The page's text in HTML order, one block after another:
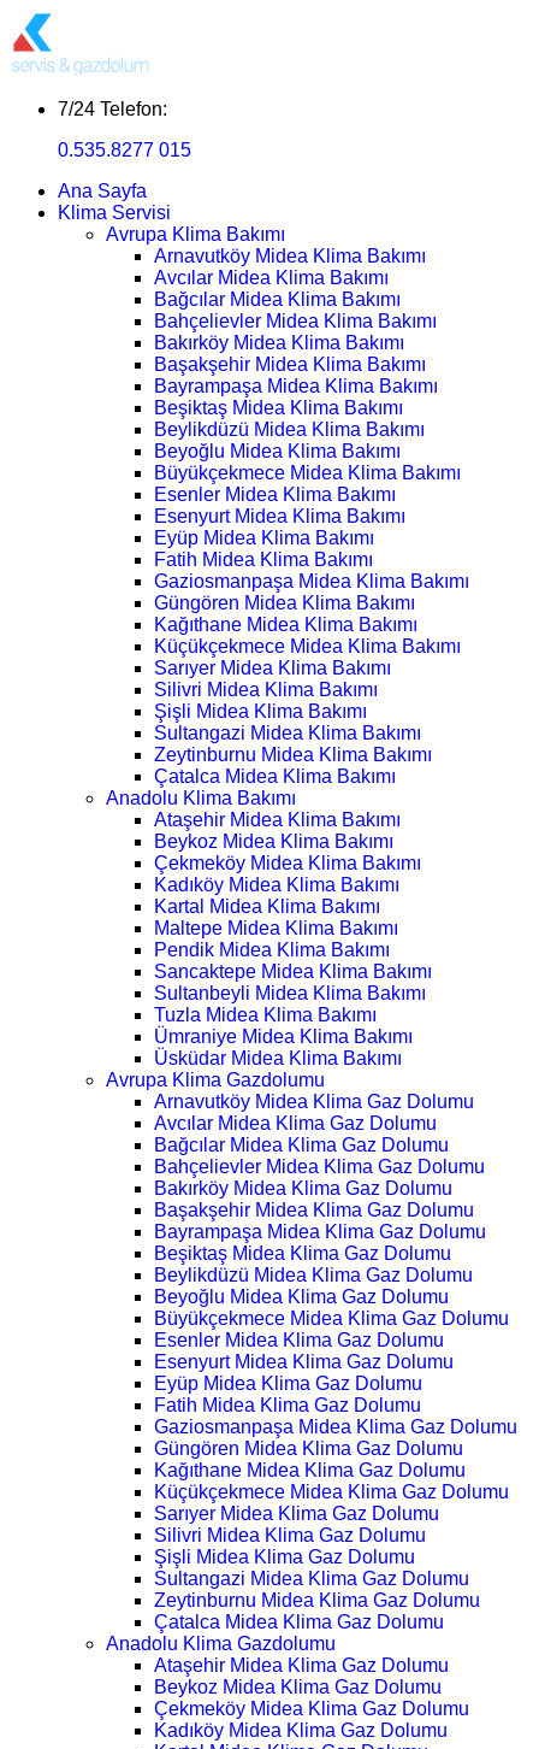
7/24 Telefon:
0.535.8277 015
Ana Sayfa
Klima Servisi
Avrupa Klima Bakımı
Arnavutköy Midea Klima Bakımı
Avcılar Midea Klima Bakımı
Bağcılar Midea Klima Bakımı
Bahçelievler Midea Klima Bakımı
Bakırköy Midea Klima Bakımı
Başakşehir Midea Klima Bakımı
Bayrampaşa Midea Klima Bakımı
Beşiktaş Midea Klima Bakımı
Beylikdüzü Midea Klima Bakımı
Beyoğlu Midea Klima Bakımı
Büyükçekmece Midea Klima Bakımı
Esenler Midea Klima Bakımı
Esenyurt Midea Klima Bakımı
Eyüp Midea Klima Bakımı
Fatih Midea Klima Bakımı
Gaziosmanpaşa Midea Klima Bakımı
Güngören Midea Klima Bakımı
Kağıthane Midea Klima Bakımı
Küçükçekmece Midea Klima Bakımı
Sarıyer Midea Klima Bakımı
Silivri Midea Klima Bakımı
Şişli Midea Klima Bakımı
Sultangazi Midea Klima Bakımı
Zeytinburnu Midea Klima Bakımı
Çatalca Midea Klima Bakımı
Anadolu Klima Bakımı
Ataşehir Midea Klima Bakımı
Beykoz Midea Klima Bakımı
Çekmeköy Midea Klima Bakımı
Kadıköy Midea Klima Bakımı
Kartal Midea Klima Bakımı
Maltepe Midea Klima Bakımı
Pendik Midea Klima Bakımı
Sancaktepe Midea Klima Bakımı
Sultanbeyli Midea Klima Bakımı
Tuzla Midea Klima Bakımı
Ümraniye Midea Klima Bakımı
Üsküdar Midea Klima Bakımı
Avrupa Klima Gazdolumu
Arnavutköy Midea Klima Gaz Dolumu
Avcılar Midea Klima Gaz Dolumu
Bağcılar Midea Klima Gaz Dolumu
Bahçelievler Midea Klima Gaz Dolumu
Bakırköy Midea Klima Gaz Dolumu
Başakşehir Midea Klima Gaz Dolumu
Bayrampaşa Midea Klima Gaz Dolumu
Beşiktaş Midea Klima Gaz Dolumu
Beylikdüzü Midea Klima Gaz Dolumu
Beyoğlu Midea Klima Gaz Dolumu
Büyükçekmece Midea Klima Gaz Dolumu
Esenler Midea Klima Gaz Dolumu
Esenyurt Midea Klima Gaz Dolumu
Eyüp Midea Klima Gaz Dolumu
Fatih Midea Klima Gaz Dolumu
Gaziosmanpaşa Midea Klima Gaz Dolumu
Güngören Midea Klima Gaz Dolumu
Kağıthane Midea Klima Gaz Dolumu
Küçükçekmece Midea Klima Gaz Dolumu
Sarıyer Midea Klima Gaz Dolumu
Silivri Midea Klima Gaz Dolumu
Şişli Midea Klima Gaz Dolumu
Sultangazi Midea Klima Gaz Dolumu
Zeytinburnu Midea Klima Gaz Dolumu
Çatalca Midea Klima Gaz Dolumu
Anadolu Klima Gazdolumu
Ataşehir Midea Klima Gaz Dolumu
Beykoz Midea Klima Gaz Dolumu
Çekmeköy Midea Klima Gaz Dolumu
Kadıköy Midea Klima Gaz Dolumu